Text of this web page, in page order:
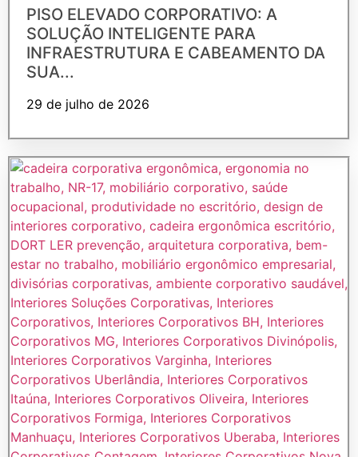
PISO ELEVADO CORPORATIVO: A
SOLUÇÃO INTELIGENTE PARA
INFRAESTRUTURA E CABEAMENTO DA
SUA...
29 de julho de 2026